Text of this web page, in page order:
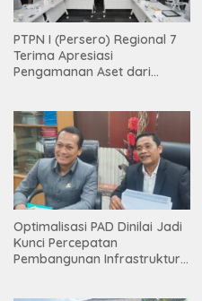
PTPN I (Persero) Regional 7
Terima Apresiasi
Pengamanan Aset dari
Optimalisasi PAD Dinilai Jadi
Kunci Percepatan
Pembangunan Infrastruktur